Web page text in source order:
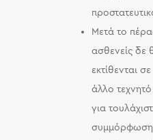
Μετά το
ασθενείς δε
εκτίθενται
άλλο
για
συμμόρφωση